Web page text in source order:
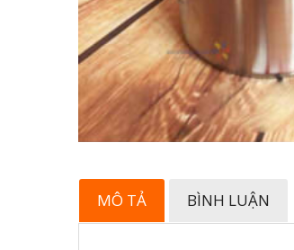
MÔ TẢ BÌNH LUẬN